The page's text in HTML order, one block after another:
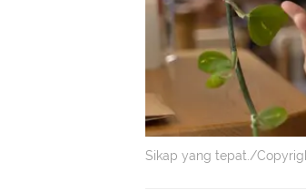
Sikap yang tepat./